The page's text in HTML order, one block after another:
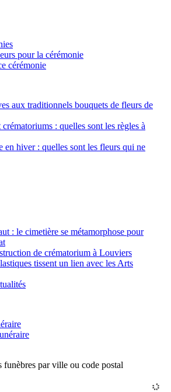
pour la cérémonie
cérémonie
aux traditionnels bouquets de fleurs de
: quelles sont les règles à
en hiver : quelles sont les fleurs qui ne
: le cimetière se métamorphose pour
de crématorium à Louviers
tissent un lien avec les Arts
funèbres par ville ou code postal